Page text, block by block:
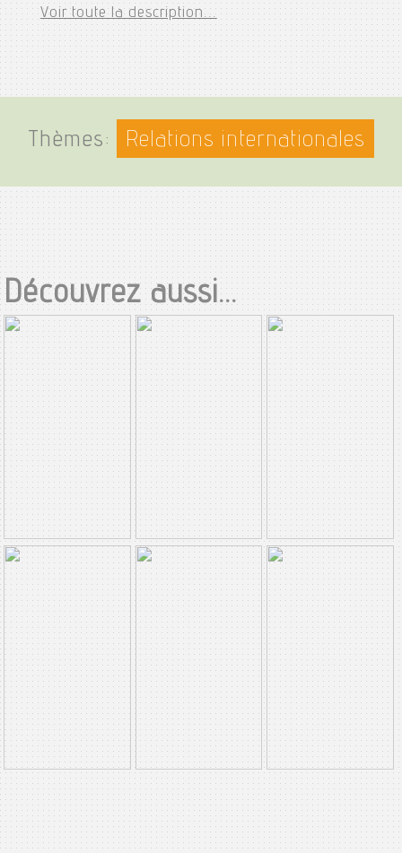
Voir toute la description...
Thèmes: Relations internationales
Découvrez aussi...